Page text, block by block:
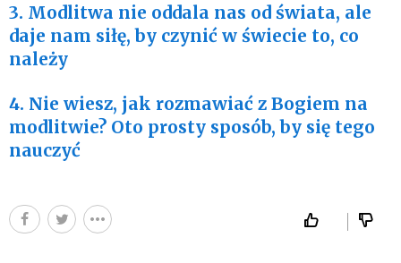
3. Modlitwa nie oddala nas od świata, ale
daje nam siłę, by czynić w świecie to, co
należy
4. Nie wiesz, jak rozmawiać z Bogiem na
modlitwie? Oto prosty sposób, by się tego
nauczyć